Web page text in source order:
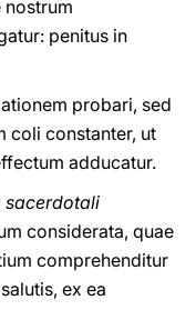
nostrum
penitus in
probari, sed
coli constanter, ut
adducatur.
sacerdotali
considerata, quae
comprehenditur
ex ea